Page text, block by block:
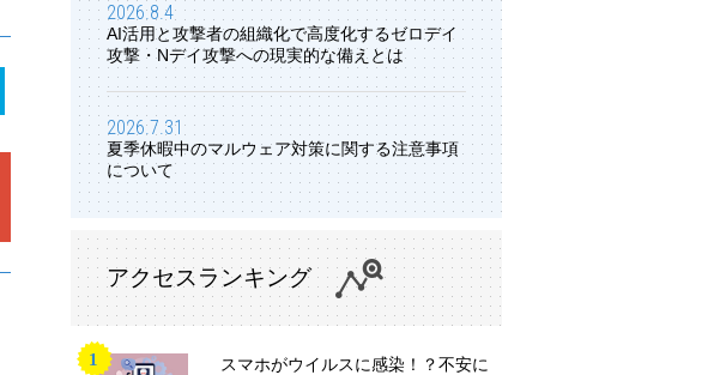
2026.8.4
AI活用と攻撃者の組織化で高度化するゼロデイ
攻撃・Nデイ攻撃への現実的な備えとは
2026.7.31
夏季休暇中のマルウェア対策に関する注意事項
について
アクセスランキング
スマホがウイルスに感染！？不安に